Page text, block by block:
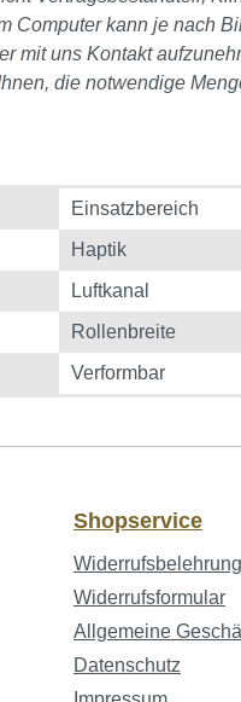
Computer kann je nach
mit uns Kontakt
die notwendige
Einsatzbereich
Haptik
Luftkanal
Rollenbreite
Verformbar
Shopservice
Widerrufsformular
Allgemeine
Datenschutz